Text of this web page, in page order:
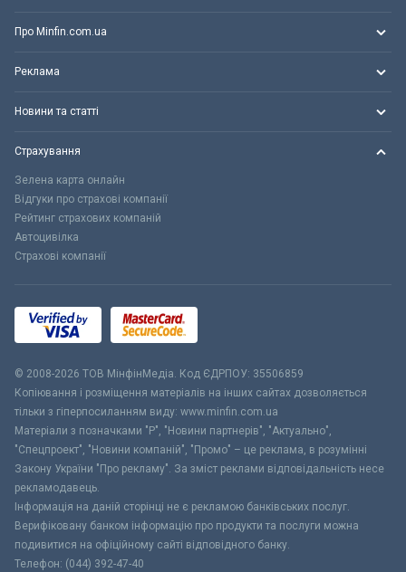
Про Minfin.com.ua
Реклама
Новини та статті
Страхування
Зелена карта онлайн
Відгуки про страхові компанії
Рейтинг страхових компаній
Автоцивілка
Страхові компанії
© 2008-2026 ТОВ МiнфiнМедiа. Код ЄДРПОУ: 35506859
Копіювання і розміщення матеріалів на інших сайтах дозволяється
тільки з гіперпосиланням виду: www.minfin.com.ua
Матеріали з позначками "Р", "Новини партнерів", "Актуально",
"Спецпроект", "Новини компаній", "Промо" – це реклама, в розумінні
Закону України "Про рекламу". За зміст реклами відповідальність несе
рекламодавець.
Інформація на даній сторінці не є рекламою банківських послуг.
Верифіковану банком інформацію про продукти та послуги можна
подивитися на офіційному сайті відповідного банку.
Телефон: (044) 392-47-40